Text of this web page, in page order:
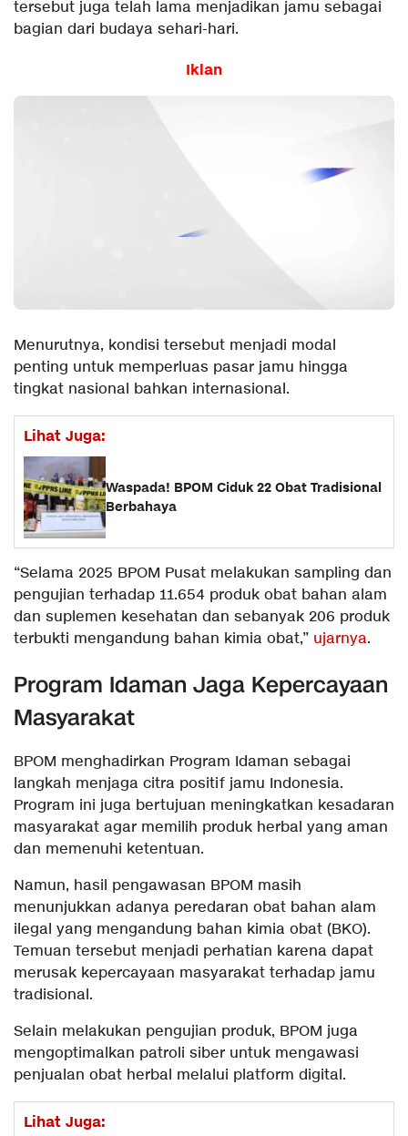
tersebut juga telah lama menjadikan jamu sebagai
bagian dari budaya sehari-hari.
Iklan
Menurutnya, kondisi tersebut menjadi modal
penting untuk memperluas pasar jamu hingga
tingkat nasional bahkan internasional.
Lihat Juga:
Waspada! BPOM Ciduk 22 Obat Tradisional
Berbahaya
“Selama 2025 BPOM Pusat melakukan sampling dan
pengujian terhadap 11.654 produk obat bahan alam
dan suplemen kesehatan dan sebanyak 206 produk
terbukti mengandung bahan kimia obat,” ujarnya.
Program Idaman Jaga Kepercayaan
Masyarakat
BPOM menghadirkan Program Idaman sebagai
langkah menjaga citra positif jamu Indonesia.
Program ini juga bertujuan meningkatkan kesadaran
masyarakat agar memilih produk herbal yang aman
dan memenuhi ketentuan.
Namun, hasil pengawasan BPOM masih
menunjukkan adanya peredaran obat bahan alam
ilegal yang mengandung bahan kimia obat (BKO).
Temuan tersebut menjadi perhatian karena dapat
merusak kepercayaan masyarakat terhadap jamu
tradisional.
Selain melakukan pengujian produk, BPOM juga
mengoptimalkan patroli siber untuk mengawasi
penjualan obat herbal melalui platform digital.
Lihat Juga: